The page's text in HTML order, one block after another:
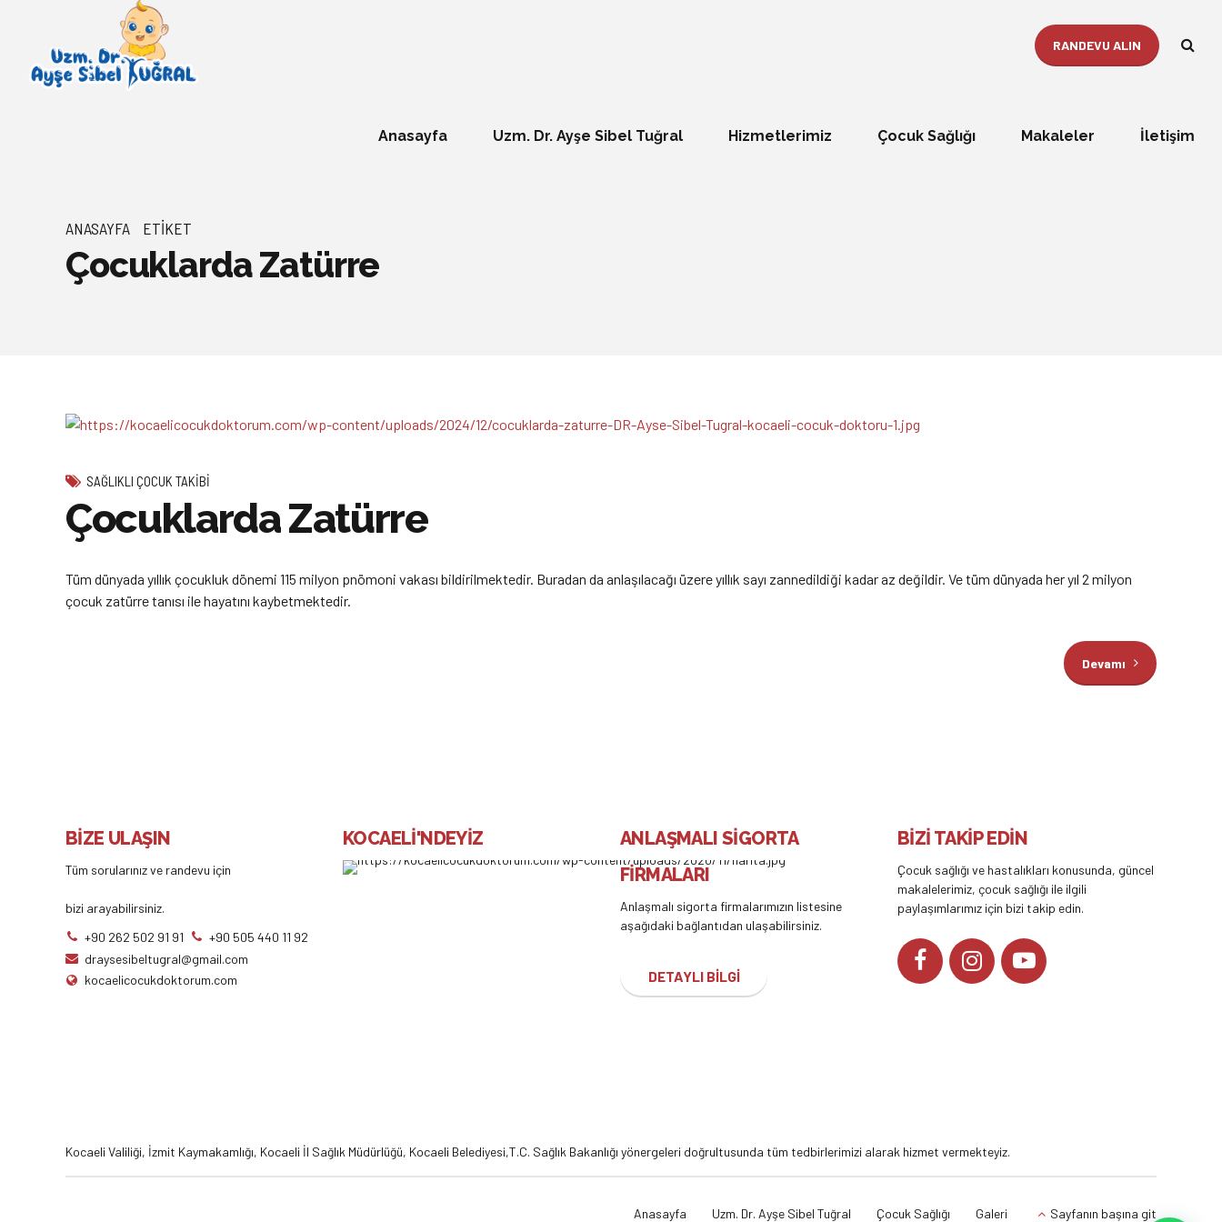
RANDEVU ALIN
Anasayfa Uzm. Dr. Ayşe Sibel Tuğral Hizmetlerimiz Çocuk Sağlığı Makaleler İletişim
ANASAYFA ETIKET
Çocuklarda Zatürre
SAĞLIKLI ÇOCUK TAKIBI
Çocuklarda Zatürre
Tüm dünyada yıllık çocukluk dönemi 115 milyon pnömoni vakası bildirilmektedir. Buradan da anlaşılacağı üzere yıllık sayı zannedildiği kadar az değildir. Ve tüm dünyada her yıl 2 milyon
çocuk zatürre tanısı ile hayatını kaybetmektedir.
Devamı
BİZE ULAŞIN
Tüm sorularınız ve randevu için
bizi arayabilirsiniz.
+90 262 502 91 91
+90 505 440 11 92
draysesibeltugral@gmail.com
kocaelicocukdoktorum.com
KOCAELİ'NDEYİZ
ANLAŞMALI SİGORTA
FİRMALARI
Anlaşmalı sigorta firmalarımızın listesine
aşağıdaki bağlantıdan ulaşabilirsiniz.
DETAYLI BİLGİ
BİZİ TAKİP EDİN
Çocuk sağlığı ve hastalıkları konusunda, güncel
makalelerimiz, çocuk sağlığı ile ilgili
paylaşımlarımız için bizi takip edin.
Kocaeli Valiliği, İzmit Kaymakamlığı, Kocaeli İl Sağlık Müdürlüğü, Kocaeli Belediyesi,T.C. Sağlık Bakanlığı yönergeleri doğrultusunda tüm tedbirlerimizi alarak hizmet vermekteyiz.
Anasayfa Uzm. Dr. Ayşe Sibel Tuğral Çocuk Sağlığı Galeri Sayfanın başına git